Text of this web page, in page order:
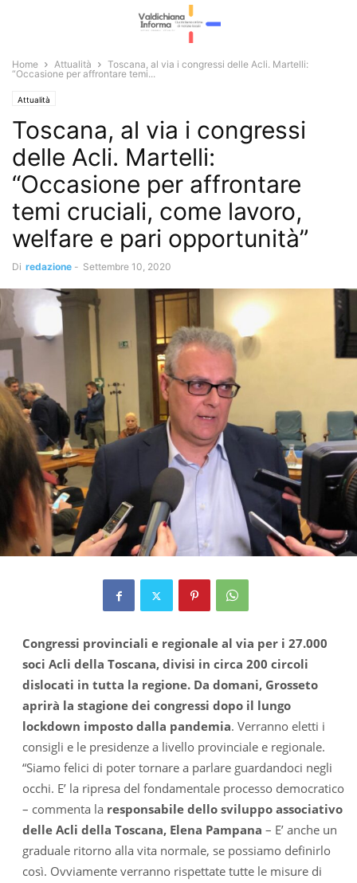
Home Attualità
Toscana, al via i congressi delle Acli. Martelli:
“Occasione per affrontare temi...
Attualità
Toscana, al via i congressi
delle Acli. Martelli:
“Occasione per affrontare
temi cruciali, come lavoro,
welfare e pari opportunità”
Di redazione - Settembre 10, 2020
Congressi provinciali e regionale al via per i 27.000
soci Acli della Toscana, divisi in circa 200 circoli
dislocati in tutta la regione. Da domani, Grosseto
aprirà la stagione dei congressi dopo il lungo
lockdown imposto dalla pandemia. Verranno eletti i
consigli e le presidenze a livello provinciale e regionale.
“Siamo felici di poter tornare a parlare guardandoci negli
occhi. E’ la ripresa del fondamentale processo democratico
– commenta la responsabile dello sviluppo associativo
delle Acli della Toscana, Elena Pampana – E’ anche un
graduale ritorno alla vita normale, se possiamo definirlo
così. Ovviamente verranno rispettate tutte le misure di